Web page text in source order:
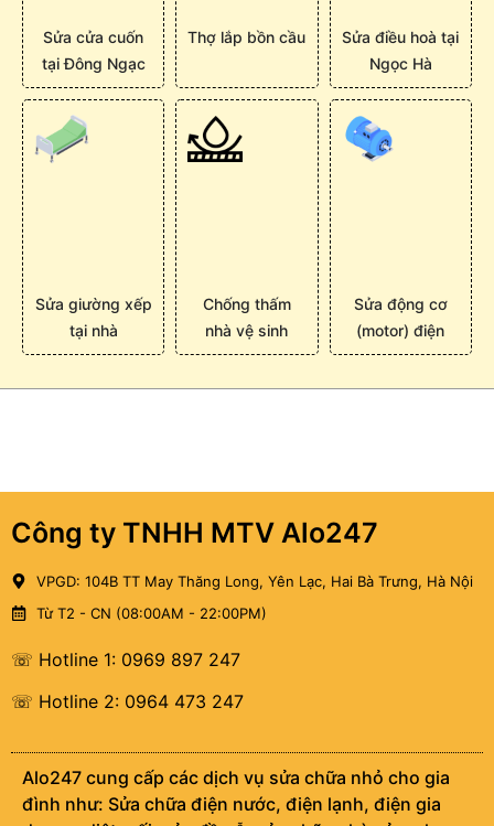
Sửa cửa cuốn
tại Đông Ngạc
Thợ lắp bồn cầu
Sửa điều hoà tại
Ngọc Hà
Sửa giường xếp
tại nhà
Chống thấm
nhà vệ sinh
Sửa động cơ
(motor) điện
Công ty TNHH MTV Alo247
VPGD: 104B TT May Thăng Long, Yên Lạc, Hai Bà Trưng, Hà Nội
Từ T2 - CN (08:00AM - 22:00PM)
☏ Hotline 1: 0969 897 247
☏ Hotline 2: 0964 473 247
Alo247 cung cấp các dịch vụ sửa chữa nhỏ cho gia
đình như: Sửa chữa điện nước, điện lạnh, điện gia